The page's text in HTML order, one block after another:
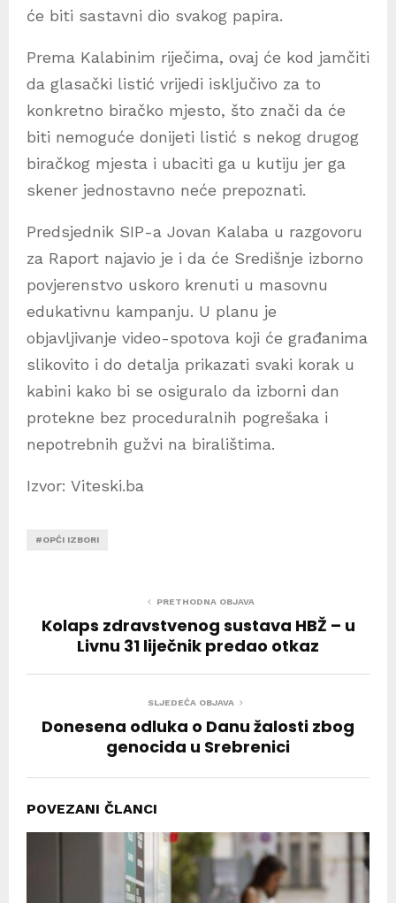
će biti sastavni dio svakog papira.
Prema Kalabinim riječima, ovaj će kod jamčiti
da glasački listić vrijedi isključivo za to
konkretno biračko mjesto, što znači da će
biti nemoguće donijeti listić s nekog drugog
biračkog mjesta i ubaciti ga u kutiju jer ga
skener jednostavno neće prepoznati.
Predsjednik SIP-a Jovan Kalaba u razgovoru
za Raport najavio je i da će Središnje izborno
povjerenstvo uskoro krenuti u masovnu
edukativnu kampanju. U planu je
objavljivanje video-spotova koji će građanima
slikovito i do detalja prikazati svaki korak u
kabini kako bi se osiguralo da izborni dan
protekne bez proceduralnih pogrešaka i
nepotrebnih gužvi na biralištima.
Izvor: Viteski.ba
#OPĆI IZBORI
PRETHODNA OBJAVA
Kolaps zdravstvenog sustava HBŽ – u
Livnu 31 liječnik predao otkaz
SLJEDEĆA OBJAVA
Donesena odluka o Danu žalosti zbog
genocida u Srebrenici
POVEZANI ČLANCI